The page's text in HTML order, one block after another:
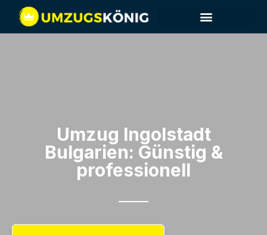
Umzug Ingolstadt​
Bulgarien: Günstig &
professionell​